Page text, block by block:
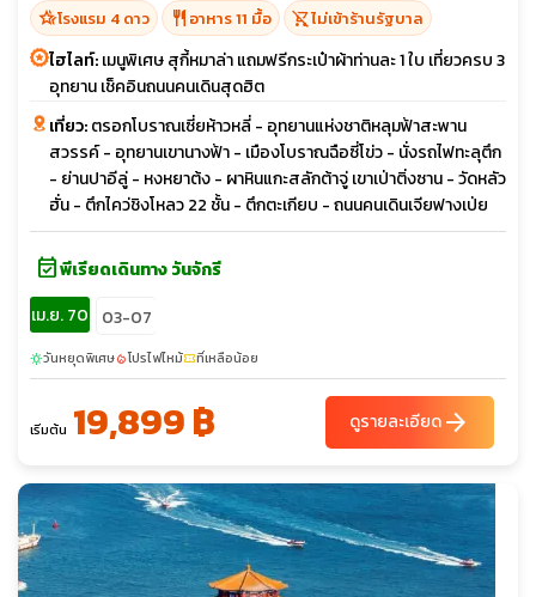
hotel_classโรงแรม 4 ดาว restaurant อาหาร 11 มื้อ shopping_cart_offไม่เข้าร้านรัฐบาล
ไฮไลท์:เมนูพิเศษ สุกี้หมาล่า แถมฟรีกระเป๋าผ้าท่านละ 1 ใบ เที่ยวครบ 3
อุทยาน เช็คอินถนนคนเดินสุดฮิต
เที่ยว:ตรอกโบราณเซี่ยห้าวหลี่ - อุทยานแห่งชาติหลุมฟ้าสะพาน
สวรรค์ - อุทยานเขานางฟ้า - เมืองโบราณฉือซี่โข่ว - นั่งรถไฟทะลุตึก
- ย่านปาอีลู่ - หงหยาต้ง - ผาหินแกะสลักต้าจู่ เขาเป่าติ่งซาน - วัดหลัว
ฮั่น - ตึกไคว่ชิงโหลว 22 ชั้น - ตึกตะเกียบ - ถนนคนเดินเจียฟางเป่ย
event_availableพีเรียดเดินทาง วันจักรี
เม.ย. 70
03-07
sunnyวันหยุดพิเศษlocal_fire_departmentโปรไฟไหม้confirmation_numberที่เหลือน้อย
เริ่มต้น 19,899 ฿ ดูรายละเอียดarrow_forward